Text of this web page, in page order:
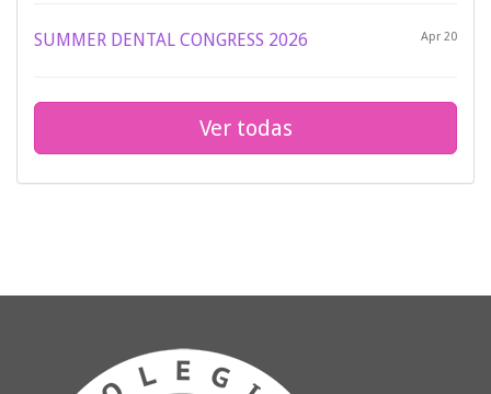
Apr 20
SUMMER DENTAL CONGRESS 2026
Ver todas